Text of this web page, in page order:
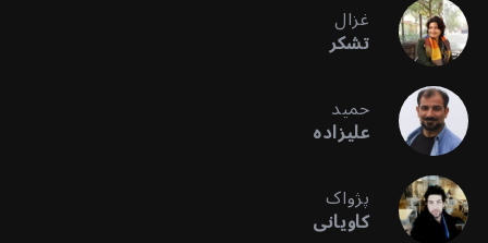
غزال
تشکر
حمید
علیزاده
پژواک
کاویانی